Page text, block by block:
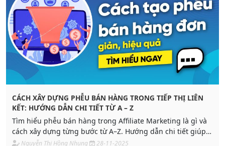
CÁCH XÂY DỰNG PHỄU BÁN HÀNG TRONG TIẾP THỊ LIÊN
KẾT: HƯỚNG DẪN CHI TIẾT TỪ A – Z
Tìm hiểu phễu bán hàng trong Affiliate Marketing là gì và
cách xây dựng từng bước từ A–Z. Hướng dẫn chi tiết giúp
bạn tăng chuyển đổi, tạo thu nhập bền vững và tối ưu hệ
Nguyễn Thị Hồng Nhung 28-11-2025